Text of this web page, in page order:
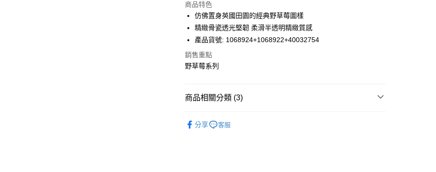
3 期 0 利率 每期NT$1,463
合作金庫商業銀行
第一商業銀行
華南商業銀行
彰化商業銀行
國泰世華商業銀行
臺灣中小企業銀行
元大商業銀行
台灣樂天信用卡公司
LINE Pay
街口支付
商品特色
仿佛置身英國田園的經典野草莓圖樣
精緻骨瓷透光堅韌 柔滑半透明精緻質感
產品貨號: 1068924+1068922+40032754
銷售重點
野草莓系列
商品相關分類 (3)
分享 客服